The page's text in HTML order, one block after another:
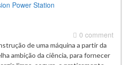
0 comment
de uma máquina a partir da
ambição da ciência, para fornecer